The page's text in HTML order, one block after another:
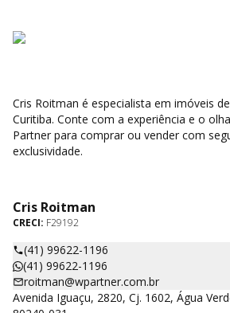
Cris Roitman é especialista em imóveis
Curitiba. Conte com a experiência e o
Partner para comprar ou vender com
exclusividade.
Cris Roitman
CRECI: F29192
(41) 99622-1196
(41) 99622-1196
roitman@wpartner.com.br
Avenida Iguaçu, 2820, Cj. 1602, Água